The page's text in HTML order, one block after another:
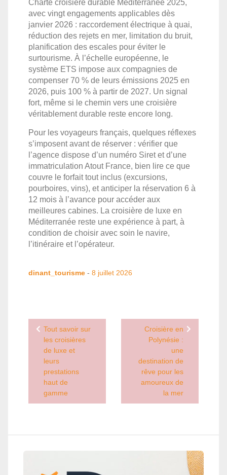
Charte croisière durable Méditerranée 2025,
avec vingt engagements applicables dès
janvier 2026 : raccordement électrique à quai,
réduction des rejets en mer, limitation du bruit,
planification des escales pour éviter le
surtourisme. À l’échelle européenne, le
système ETS impose aux compagnies de
compenser 70 % de leurs émissions 2025 en
2026, puis 100 % à partir de 2027. Un signal
fort, même si le chemin vers une croisière
véritablement durable reste encore long.
Pour les voyageurs français, quelques réflexes
s’imposent avant de réserver : vérifier que
l’agence dispose d’un numéro Siret et d’une
immatriculation Atout France, bien lire ce que
couvre le forfait tout inclus (excursions,
pourboires, vins), et anticiper la réservation 6 à
12 mois à l’avance pour accéder aux
meilleures cabines. La croisière de luxe en
Méditerranée reste une expérience à part, à
condition de choisir avec soin le navire,
l’itinéraire et l’opérateur.
dinant_tourisme - 8 juillet 2026
Navigation
l’article
Tout savoir sur
les croisières
de luxe et
leurs
prestations
haut de
gamme
Croisière en
Polynésie :
une
destination de
rêve pour les
amoureux de
la mer